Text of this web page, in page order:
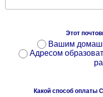
Этот
Вашим
Адресом
Какой способ оплаты